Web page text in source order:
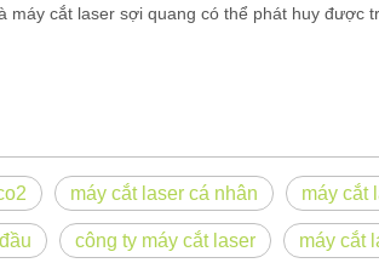
cảnh sản xuất và công nghiệp hiện đại,
máy cắt laser sợi quang có thể phát huy được
máy cắt laser cá nhân máy cắt
công ty máy cắt laser máy cắt